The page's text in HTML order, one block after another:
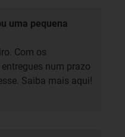
uma pequena
Com os
num prazo
Saiba mais aqui!